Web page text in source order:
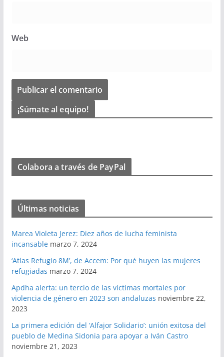
Web
¡Súmate al equipo!
Colabora a través de PayPal
Últimas noticias
Marea Violeta Jerez: Diez años de lucha feminista
incansable marzo 7, 2024
‘Atlas Refugio 8M’, de Accem: Por qué huyen las mujeres
refugiadas marzo 7, 2024
Apdha alerta: un tercio de las víctimas mortales por
violencia de género en 2023 son andaluzas noviembre 22,
2023
La primera edición del ‘Alfajor Solidario’: unión exitosa del
pueblo de Medina Sidonia para apoyar a Iván Castro
noviembre 21, 2023